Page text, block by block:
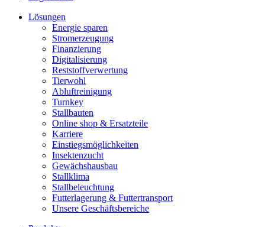
Lösungen
Energie sparen
Stromerzeugung
Finanzierung
Digitalisierung
Reststoffverwertung
Tierwohl
Abluftreinigung
Turnkey
Stallbauten
Online shop & Ersatzteile
Karriere
Einstiegsmöglichkeiten
Insektenzucht
Gewächshausbau
Stallklima
Stallbeleuchtung
Futterlagerung & Futtertransport
Unsere Geschäftsbereiche